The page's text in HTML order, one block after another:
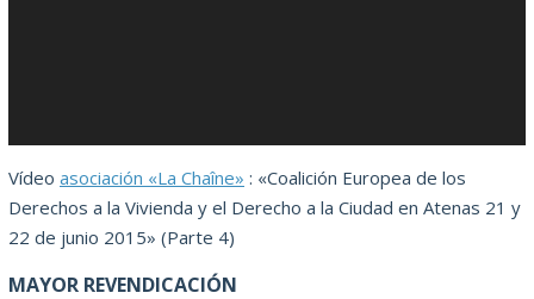
Vídeo asociación «La Chaîne» : «Coalición Europea de los
Derechos a la Vivienda y el Derecho a la Ciudad en Atenas 21 y
22 de junio 2015» (Parte 4)
MAYOR REVENDICACIÓN